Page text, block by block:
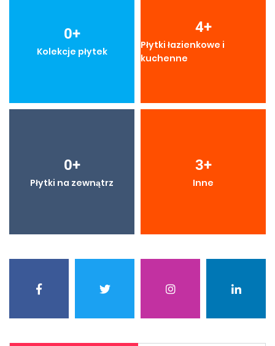
0+
Kolekcje płytek
4+
Płytki łazienkowe i
kuchenne
0+
Płytki na zewnątrz
3+
Inne